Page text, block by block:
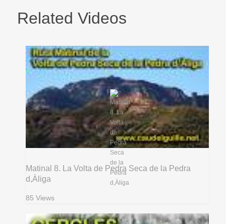
Related Videos
Matinal 8. La Volta de Pedra Seca de la Pedra
d,Àliga
85 Views